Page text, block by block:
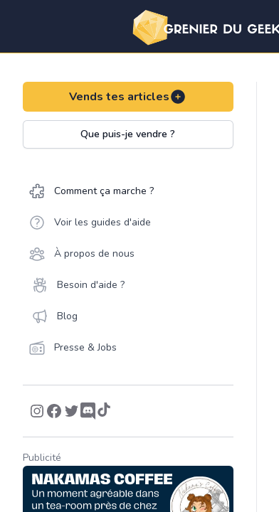
Vends tes articles
Que puis-je vendre ?
Comment ça marche ?
Voir les guides d'aide
À propos de nous
Besoin d'aide ?
Blog
Presse & Jobs
Publicité